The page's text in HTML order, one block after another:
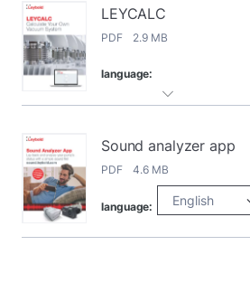
LEYCALC
PDF 2.9 MB
language:
Sound analyzer app
PDF 4.6 MB
language: